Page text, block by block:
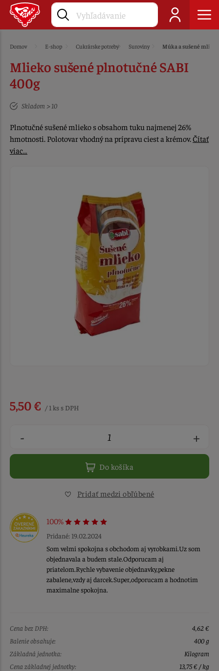
Domov E-shop Cukrárske potreby Suroviny Múka a sušené
Mlieko sušené plnotučné SABI
400g
Skladom > 10
Plnotučné sušené mlieko s obsahom tuku najmenej 26%
hmotnosti. Polotovar vhodný na prípravu ciest a krémov.Čítať
viac…
5,50 € / 1 ks s DPH
- +
Do košíka
Pridať medzi obľúbené
100%
Pridané: 19.02.2024
Som velmi spokojna s obchodom aj vyrobkami.Uz som
objednavala a budem stale.Odporucam aj
priatelom.Rychle vybavenie objednavky,pekne
zabalene,vzdy aj darcek.Super,odporucam a hodnotim
maximalne spokojna.
Cena bez DPH:
4,62 €
Balenie obsahuje:
400 g
Základná jednotka:
Kilogram
Cena základnej jednotky:
13,75 € / kg